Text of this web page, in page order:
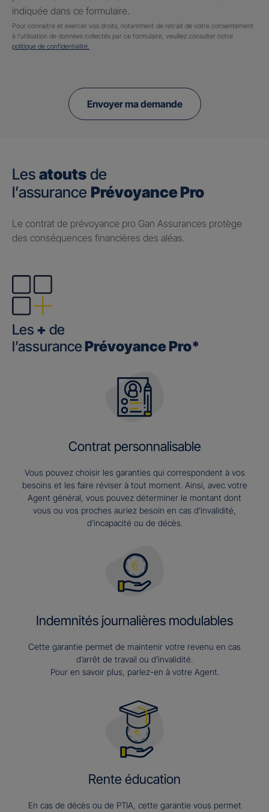
indiquée dans ce formulaire.
Pour connaitre et exercer vos droits, notamment de retrait de votre consentement
à l'utilisation de données collectés par ce formulaire, veuillez consulter notre
politique de confidentialité.
Envoyer ma demande
Les atouts de
l’assurance Prévoyance Pro
Le contrat de prévoyance pro Gan Assurances protège
des conséquences financières des aléas.
Les + de
l’assurance Prévoyance Pro*
Contrat personnalisable
Vous pouvez choisir les garanties qui correspondent à vos
besoins et les faire réviser à tout moment. Ainsi, avec votre
Agent général, vous pouvez déterminer le montant dont
vous ou vos proches auriez besoin en cas d’invalidité,
d’incapacité ou de décès.
Indemnités journalières modulables
Cette garantie permet de maintenir votre revenu en cas
d’arrêt de travail ou d’invalidité.
Pour en savoir plus, parlez-en à votre Agent.
Rente éducation
En cas de décès ou de PTIA, cette garantie vous permet